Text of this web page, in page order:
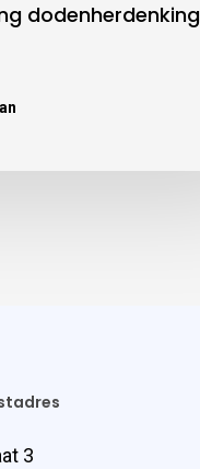
dodenherdenking
3